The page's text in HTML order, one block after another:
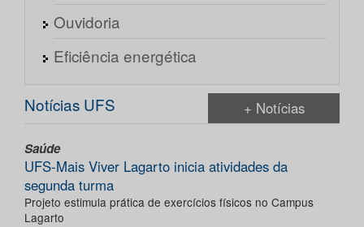
Ouvidoria
Eficiência energética
Notícias UFS + Notícias
Saúde
UFS-Mais Viver Lagarto inicia atividades da
segunda turma
Projeto estimula prática de exercícios físicos no Campus
Lagarto